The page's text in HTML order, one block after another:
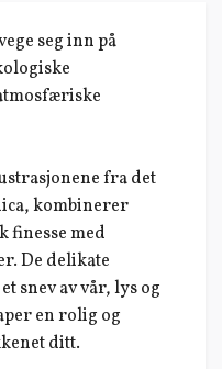
seg inn på
fra det
kombinerer
finesse med
De delikate
snev av vår, lys og
en rolig og
ditt.